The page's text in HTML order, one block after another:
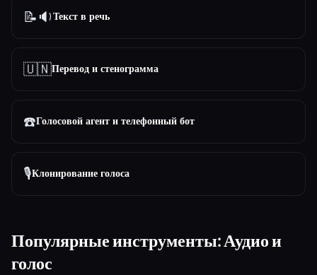
📝🔉 Текст в речь
🇺🇳Перевод и стенограмма
☎️Голосовой агент и телефонный бот
🎙️Клонирование голоса
Популярные инструменты: Аудио и
голос